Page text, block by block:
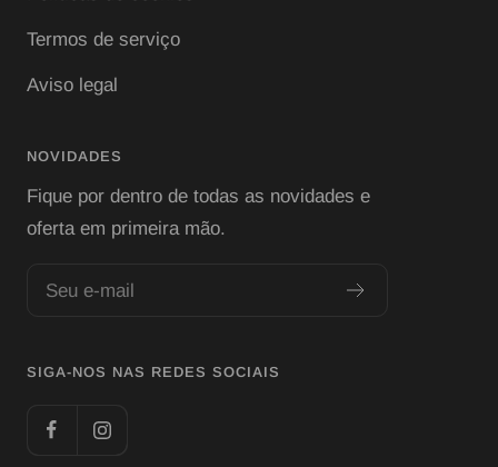
Termos de serviço
Aviso legal
NOVIDADES
Fique por dentro de todas as novidades e
oferta em primeira mão.
Seu e-mail
SIGA-NOS NAS REDES SOCIAIS